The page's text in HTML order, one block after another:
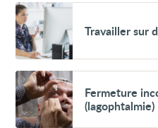
Voir
Travailler
sur
des
écrans
Travailler sur
Voir
Fermeture
incomplète
des
paupières
Fermeture
(lagophtalmie)